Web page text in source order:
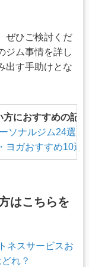
ぜひご検討くだ
ジム事情を詳し
出す手助けとな
方におすすめの記
ソナルジム24選
ヨガおすすめ10
はこちらを
ネスサービスお
れ？